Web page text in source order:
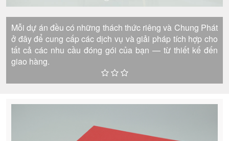
Mỗi dự án đều có những thách thức riêng và Chung Phát
ở đây để cung cấp các dịch vụ và giải pháp tích hợp cho
tất cả các nhu cầu đóng gói của bạn — từ thiết kế đến
giao hàng.